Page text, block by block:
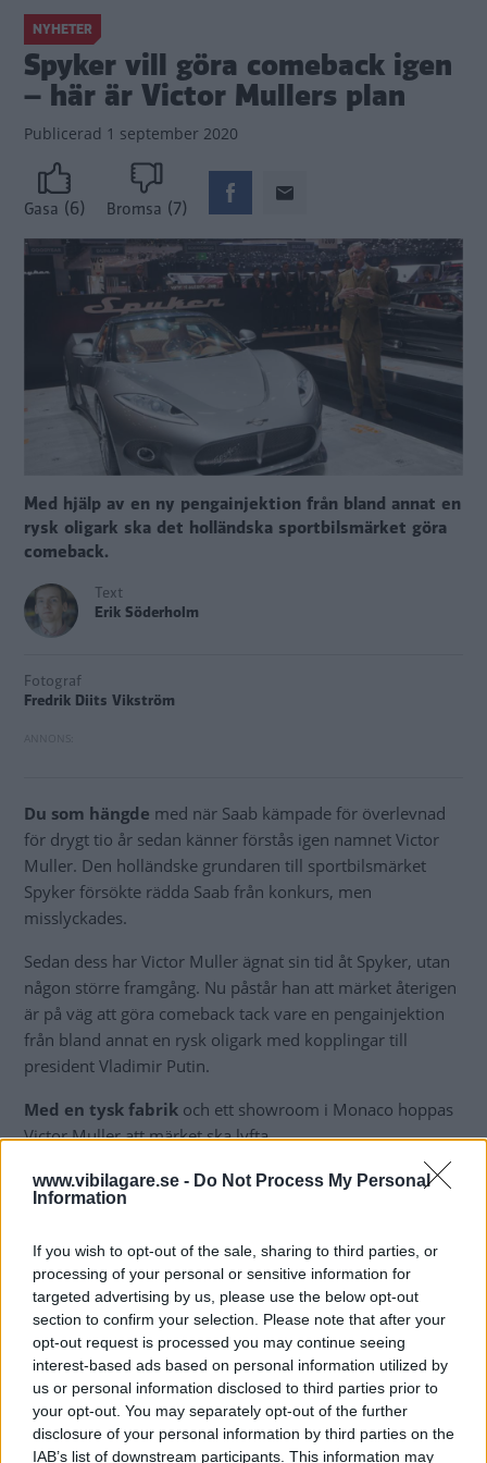
www.vibilagare.se - Do Not Process My Personal
Information
If you wish to opt-out of the sale, sharing to third parties, or
processing of your personal or sensitive information for
targeted advertising by us, please use the below opt-out
section to confirm your selection. Please note that after your
opt-out request is processed you may continue seeing
interest-based ads based on personal information utilized by
us or personal information disclosed to third parties prior to
your opt-out. You may separately opt-out of the further
disclosure of your personal information by third parties on the
IAB’s list of downstream participants. This information may
NYHETER
Spyker vill göra comeback igen
– här är Victor Mullers plan
Publicerad 1 september 2020
Gasa (6) Bromsa (7)
Med hjälp av en ny pengainjektion från bland annat en
rysk oligark ska det holländska sportbilsmärket göra
comeback.
Text
Erik Söderholm
Fotograf
Fredrik Diits Vikström
Du som hängde med när Saab kämpade för överlevnad
för drygt tio år sedan känner förstås igen namnet Victor
Muller. Den holländske grundaren till sportbilsmärket
Spyker försökte rädda Saab från konkurs, men
misslyckades.
Sedan dess har Victor Muller ägnat sin tid åt Spyker, utan
någon större framgång. Nu påstår han att märket återigen
är på väg att göra comeback tack vare en pengainjektion
från bland annat en rysk oligark med kopplingar till
president Vladimir Putin.
Med en tysk fabrik och ett showroom i Monaco hoppas
Victor Muller att märket ska lyfta.
”Det är ingen tvekan om att Spyker haft några mycket tuffa
år sedan Saab Automobile försvann 2011. Med det här
kommer bli en viktig spelare i supersportbilssegmentet”,
skriver märket i ett uttalande.
Spyker har tidigareanvänt motorer från både Audi och
Koenigsegg, men vad som nu ska finnas under huven är
oklart. Spyker ska börja sälja en modell 2021 och
ytterligare två senare, om Victor Muller får som han vill.
Först ut blir Spyker C8 Preliator som presenterades 2016.